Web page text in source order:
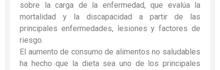
sobre la carga de la enfermedad, que evalúa la
mortalidad y la discapacidad a partir de las
principales enfermedades, lesiones y factores de
riesgo.
El aumento de consumo de alimentos no saludables
ha hecho que la dieta sea uno de los principales